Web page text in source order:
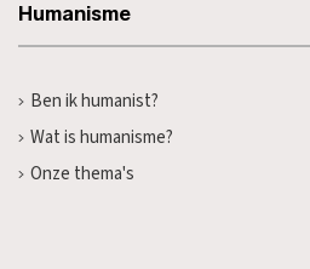
Humanisme
Ben ik humanist?
Wat is humanisme?
Onze thema's